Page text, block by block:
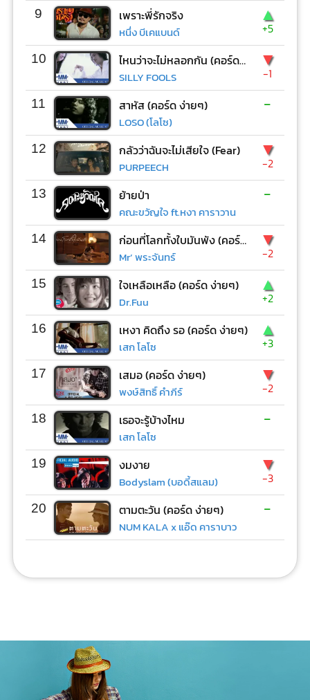
9 เพราะพี่รักจริง
หนึ่ง บีเคแบนด์
▲
+5
10 ไหนว่าจะไม่หลอกกัน (คอร์ด ง่ายๆ)
SILLY FOOLS
▼
-1
11 สาหัส (คอร์ด ง่ายๆ)
LOSO (โลโซ)
-
12 กลัวว่าฉันจะไม่เสียใจ (Fear)
PURPEECH
▼
-2
13 ย้ายป่า
คณะขวัญใจ ft.หงา คาราวาน
-
14 ก่อนที่โลกทั้งใบมันพัง (คอร์ด ง่ายๆ)
Mr’ พระจันทร์
▼
-2
15 ใจเหลือเหลือ (คอร์ด ง่ายๆ)
Dr.Fuu
▲
+2
16 เหงา คิดถึง รอ (คอร์ด ง่ายๆ)
เสก โลโซ
▲
+3
17 เสมอ (คอร์ด ง่ายๆ)
พงษ์สิทธิ์ คำภีร์
▼
-2
18 เธอจะรู้บ้างไหม
เสก โลโซ
-
19 งมงาย
Bodyslam (บอดี้สแลม)
▼
-3
20 ตามตะวัน (คอร์ด ง่ายๆ)
NUM KALA x แอ๊ด คาราบาว
-